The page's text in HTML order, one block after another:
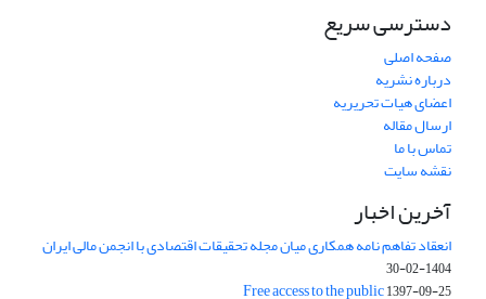
دسترسی سریع
صفحه اصلی
درباره نشریه
اعضای هیات تحریریه
ارسال مقاله
تماس با ما
نقشه سایت
آخرین اخبار
انعقاد تفاهم نامه همکاری میان مجله تحقیقات اقتصادی با انجمن مالی ایران
1404-02-30
Free access to the public1397-09-25